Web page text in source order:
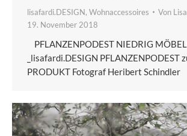
lisafardi.DESIGN, Wohnaccessoires Von
19. November 2018
PFLANZENPODEST NIEDRIG
_lisafardi.DESIGN PFLANZENPODEST
PRODUKT Fotograf Heribert Schindler